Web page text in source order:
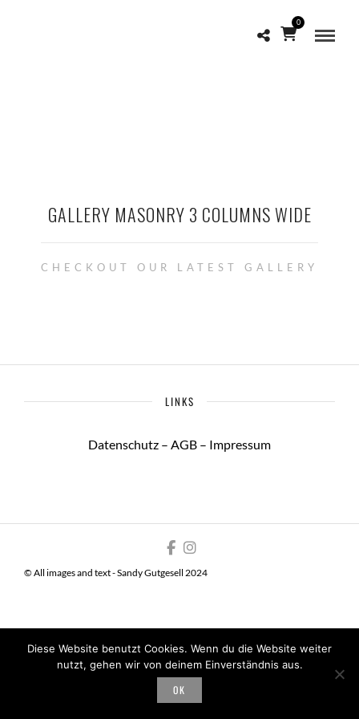
0
GALLERY MASONRY 3 COLUMNS WIDE
CHECKOUT OUR LATEST GALLERY
LINKS
Datenschutz – AGB – Impressum
© All images and text - Sandy Gutgesell 2024
Diese Website benutzt Cookies. Wenn du die Website weiter
nutzt, gehen wir von deinem Einverständnis aus.
OK